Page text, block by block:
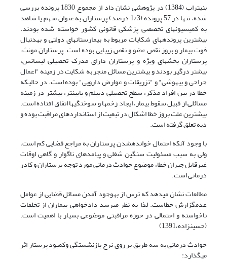
بنی­تراب (1384) در پژوهشی نشان داد از مجموع 1830 پرونده بررسی
شده، تنها در 57 پرونده (1/3 درصد) پرستاران به عنوان متهم یا شاهد
به کمیسیون­های تخصصی پزشکی قانونی کشور خواسته شده بودند.
بیشترین پرونده­های شکایات مربوط به بیمارستان­های دولتی و به­دنبال
فوت بیمار و بروز نقص عضو و نقص زیبایی بوده است. پرستاران مونث،
پرستاران بخش­های ویژه و پرستاران دارای مدرک تحصیلی لیسانس،
بیشتر درگیر بودند و بیشترین مسائل منجر به شکایت در زمینه "اعمال
جراحی و بیهوشی" و "تزریقات و عوارض دارویی" بوده است. در حالی­که
خطا در بین افراد مذکر، سطح تحصیلی دیپلم و پایین­تر، بیشتر در زمینه
مسائلی از قبیل سقوط بیمار، ایجاد زخم­ها و سوختگی­ها اتفاق افتاده است.
بیشترین علت بروز خطا اشکال در تبعیت از استانداردهای مراقبت بوده و
دیه تعلق گرفته است.
با وجود آن­که احتمال خوانده­شدن پرستاران به مراجع قضایی کم است،
ولی به سبب مسئولیت سنگین شغلی و پیامدهای ناگوار و گاهی اوقات
غیرقابل جبران خطا، موضوع حوادث درمانی مورد توجه پرستاران و کادر
درمانی است.
مطالعات نشان می­دهد که ترس از به­وجود آمدن مسائل قضایی از عوامل
عدم­گزارش خطاست. لذا به نظر می­رسد دادخواهی بیماران از تخلفات
ناخواسته و احتمالی در حوزه مراقبتی موضوعی بسیار با اهمیت است.
(حسین­زاده،1391)
حوادث درمانی به سه طریق بر روی نرخ بازنشستگی وکمبود پرستار اثر
می­گذارد: